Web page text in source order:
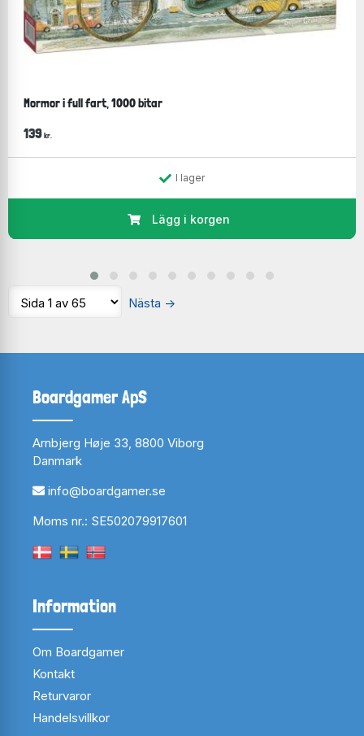
Mormor i full fart, 1000 bitar
139 kr.
I lager
Lägg i korgen
Nästa →
Boardgamer ApS
Arnbjerg Høje 33, 8800 Viborg
Danmark
info@boardgamer.se
Moms nr.: SE502079917601
Information
Om Boardgamer
Kontakt
Returvaror
Handelsvillkor